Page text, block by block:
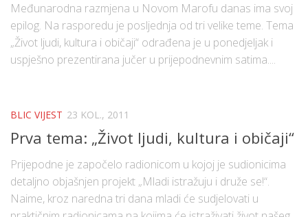
Međunarodna razmjena u Novom Marofu danas ima svoj
epilog. Na rasporedu je posljednja od tri velike teme. Tema
„Život ljudi, kultura i običaji“ odrađena je u ponedjeljak i
uspješno prezentirana jučer u prijepodnevnim satima....
BLIC VIJEST 23 KOL., 2011
Prva tema: „Život ljudi, kultura i običaji“
Prijepodne je započelo radionicom u kojoj je sudionicima
detaljno objašnjen projekt „Mladi istražuju i druže se!“.
Naime, kroz naredna tri dana mladi će sudjelovati u